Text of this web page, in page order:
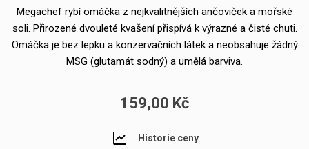
Megachef rybí omáčka z nejkvalitnějších ančoviček a mořské
soli. Přirozené dvouleté kvašení přispívá k výrazné a čisté chuti.
Omáčka je bez lepku a konzervačních látek a neobsahuje žádný
MSG (glutamát sodný) a umělá barviva.
159,00 Kč
Historie ceny